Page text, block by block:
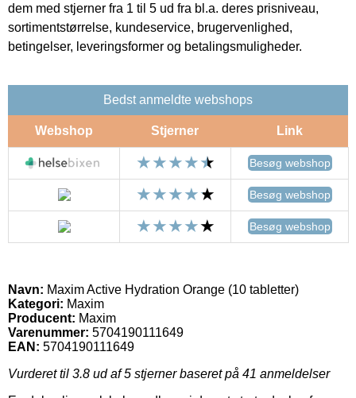
dem med stjerner fra 1 til 5 ud fra bl.a. deres prisniveau,
sortimentstørrelse, kundeservice, brugervenlighed,
betingelser, leveringsformer og betalingsmuligheder.
Bedst anmeldte webshops
Webshop Stjerner Link
Besøg webshop
Besøg webshop
Besøg webshop
Navn: Maxim Active Hydration Orange (10 tabletter)
Kategori: Maxim
Producent: Maxim
Varenummer: 5704190111649
EAN: 5704190111649
Vurderet til 3.8 ud af 5 stjerner baseret på 41 anmeldelser